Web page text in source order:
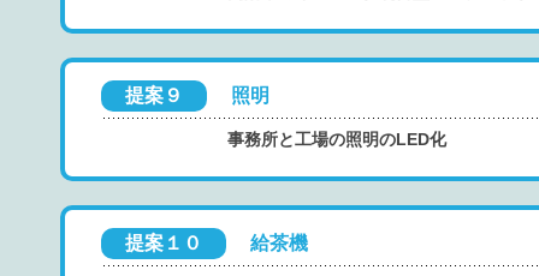
提案９ 照明
事務所と工場の照明のLED化
提案１０ 給茶機